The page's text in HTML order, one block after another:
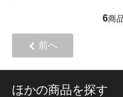
6商
前へ
ほかの商品を探す